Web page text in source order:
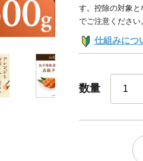
す。控除の対象
でご注意ください
仕組みにつ
数量